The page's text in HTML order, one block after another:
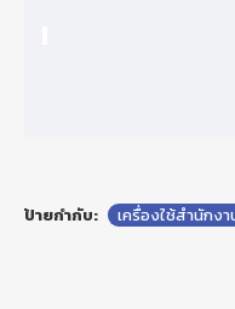
ป้ายกำกับ: เครื่องใช้สำนักง